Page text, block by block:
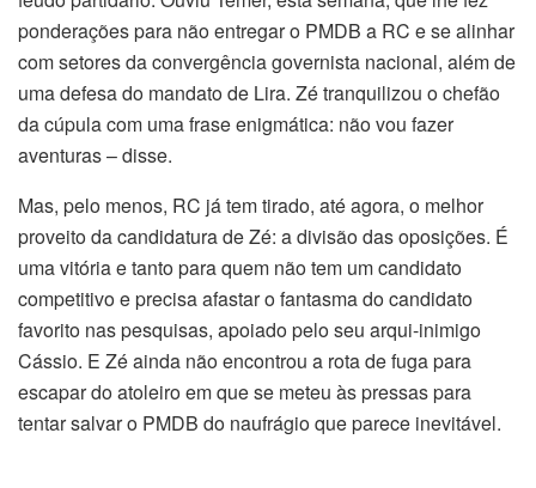
ponderações para não entregar o PMDB a RC e se alinhar
com setores da convergência governista nacional, além de
uma defesa do mandato de Lira. Zé tranquilizou o chefão
da cúpula com uma frase enigmática: não vou fazer
aventuras – disse.
Mas, pelo menos, RC já tem tirado, até agora, o melhor
proveito da candidatura de Zé: a divisão das oposições. É
uma vitória e tanto para quem não tem um candidato
competitivo e precisa afastar o fantasma do candidato
favorito nas pesquisas, apoiado pelo seu arqui-inimigo
Cássio. E Zé ainda não encontrou a rota de fuga para
escapar do atoleiro em que se meteu às pressas para
tentar salvar o PMDB do naufrágio que parece inevitável.